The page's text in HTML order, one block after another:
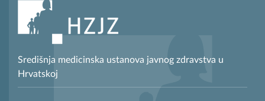
Središnja medicinska ustanova javnog zdravstva u
Hrvatskoj